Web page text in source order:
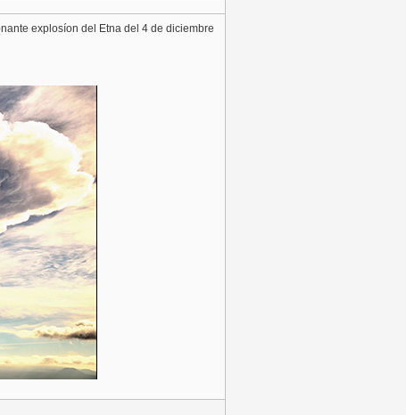
explosíon del Etna del 4 de diciembre